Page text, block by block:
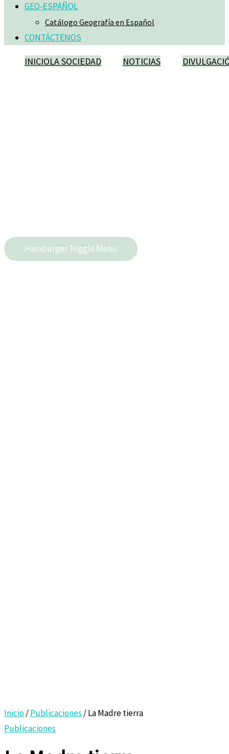
GEO-ESPAÑOL
Catálogo Geografía en Español
CONTÁCTENOS
INICIOLA SOCIEDAD NOTICIAS
Hamburger Toggle Menu
Inicio/Publicaciones/ La Madre tierra
Publicaciones